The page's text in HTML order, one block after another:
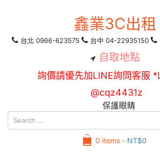
鑫業3C出租
台北 0966-623575 台中 04-22935150
自取地點
詢價請優先加LINE詢問客服
@cqz4431z
保護眼睛
0 items - NT$0